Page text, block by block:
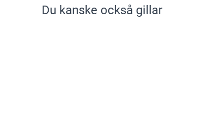
Du kanske också gillar